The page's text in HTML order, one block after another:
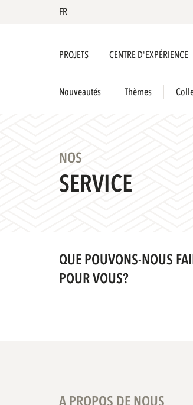
FR
PROJETS CENTRE D'EXPÉRIENCE
Nouveautés Thèmes
NOS
SERVICE
QUE POUVONS-NOUS
POUR VOUS?